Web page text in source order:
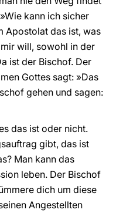
kann ich sicher
Apostolat das ist, was
will, sowohl in der
ist der Bischof. Der
Gottes sagt: »Das
gehen und sagen:
das ist oder nicht.
gibt, das ist
Man kann das
leben. Der Bischof
dich um diese
Angestellten